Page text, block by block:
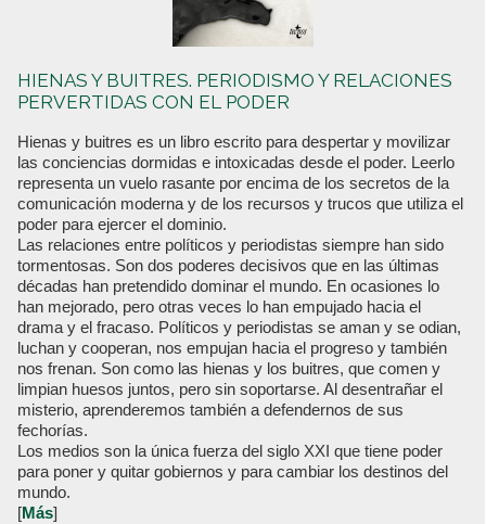
HIENAS Y BUITRES. PERIODISMO Y RELACIONES
PERVERTIDAS CON EL PODER
Hienas y buitres es un libro escrito para despertar y movilizar
las conciencias dormidas e intoxicadas desde el poder. Leerlo
representa un vuelo rasante por encima de los secretos de la
comunicación moderna y de los recursos y trucos que utiliza el
poder para ejercer el dominio.
Las relaciones entre políticos y periodistas siempre han sido
tormentosas. Son dos poderes decisivos que en las últimas
décadas han pretendido dominar el mundo. En ocasiones lo
han mejorado, pero otras veces lo han empujado hacia el
drama y el fracaso. Políticos y periodistas se aman y se odian,
luchan y cooperan, nos empujan hacia el progreso y también
nos frenan. Son como las hienas y los buitres, que comen y
limpian huesos juntos, pero sin soportarse. Al desentrañar el
misterio, aprenderemos también a defendernos de sus
fechorías.
Los medios son la única fuerza del siglo XXI que tiene poder
para poner y quitar gobiernos y para cambiar los destinos del
mundo.
[Más]